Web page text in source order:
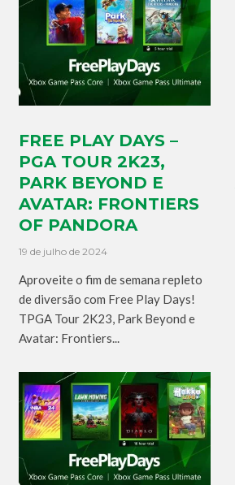
FREE PLAY DAYS –
PGA TOUR 2K23,
PARK BEYOND E
AVATAR: FRONTIERS
OF PANDORA
19 de julho de 2024
Aproveite o fim de semana repleto
de diversão com Free Play Days!
TPGA Tour 2K23, Park Beyond e
Avatar: Frontiers...